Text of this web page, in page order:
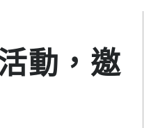
動，邀